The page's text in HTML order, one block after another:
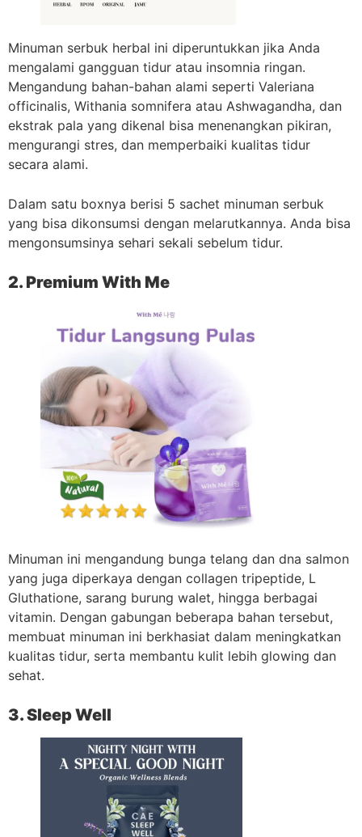
Minuman serbuk herbal ini diperuntukkan jika Anda
mengalami gangguan tidur atau insomnia ringan.
Mengandung bahan-bahan alami seperti Valeriana
officinalis, Withania somnifera atau Ashwagandha, dan
ekstrak pala yang dikenal bisa menenangkan pikiran,
mengurangi stres, dan memperbaiki kualitas tidur
secara alami.
Dalam satu boxnya berisi 5 sachet minuman serbuk
yang bisa dikonsumsi dengan melarutkannya. Anda bisa
mengonsumsinya sehari sekali sebelum tidur.
2. Premium With Me
Minuman ini mengandung bunga telang dan dna salmon
yang juga diperkaya dengan collagen tripeptide, L
Gluthatione, sarang burung walet, hingga berbagai
vitamin. Dengan gabungan beberapa bahan tersebut,
membuat minuman ini berkhasiat dalam meningkatkan
kualitas tidur, serta membantu kulit lebih glowing dan
sehat.
3. Sleep Well